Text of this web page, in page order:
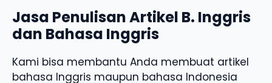
Jasa Penulisan Artikel B. Inggris
dan Bahasa Inggris
Kami bisa membantu Anda membuat artikel
bahasa Inggris maupun bahasa Indonesia